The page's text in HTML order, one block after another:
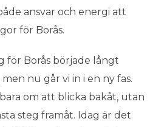
ansvar och energi att
för Borås.
för Borås började långt
nu går vi in i en ny fas.
om att blicka bakåt, utan
steg framåt. Idag är det